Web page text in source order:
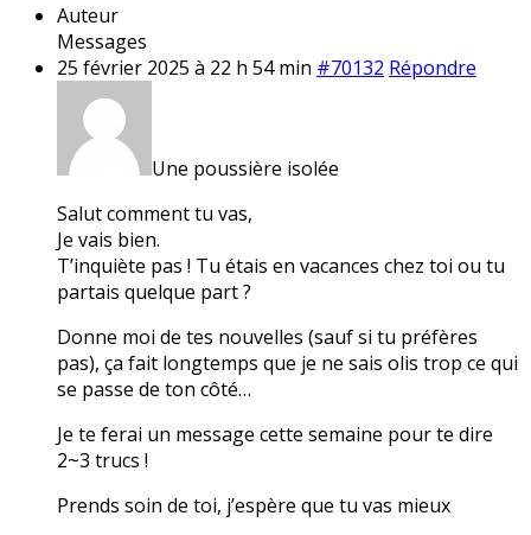
Auteur
Messages
25 février 2025 à 22 h 54 min #70132 Répondre
Une poussière isolée
Salut comment tu vas,
Je vais bien.
T’inquiète pas ! Tu étais en vacances chez toi ou tu
partais quelque part ?
Donne moi de tes nouvelles (sauf si tu préfères
pas), ça fait longtemps que je ne sais olis trop ce qui
se passe de ton côté…
Je te ferai un message cette semaine pour te dire
2~3 trucs !
Prends soin de toi, j’espère que tu vas mieux